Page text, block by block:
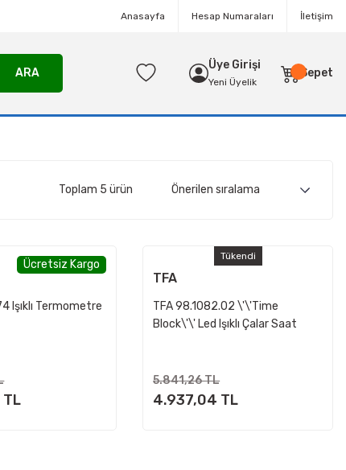
Anasayfa Hesap Numaraları İletişim
ARA
Üye Girişi
Yeni Üyelik
Sepet
Toplam 5 ürün
Ücretsiz Kargo
Işıklı Termometre
Tükendi
TFA
TFA 98.1082.02 \'\'Time
Block\'\' Led Işıklı Çalar Saat
5.841,26 TL
4.937,04 TL